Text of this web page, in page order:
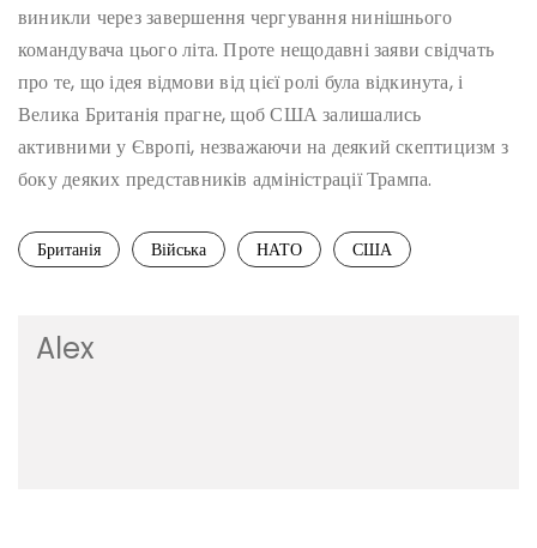
виникли через завершення чергування нинішнього
командувача цього літа. Проте нещодавні заяви свідчать
про те, що ідея відмови від цієї ролі була відкинута, і
Велика Британія прагне, щоб США залишались
активними у Європі, незважаючи на деякий скептицизм з
боку деяких представників адміністрації Трампа.
Британія Війська НАТО США
Alex